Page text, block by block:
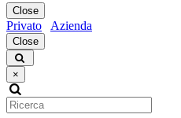
Close
Privato Azienda
Close
×